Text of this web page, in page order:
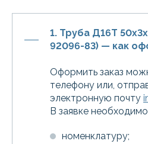
1. Труба Д16Т
92096-83) — как
Оформить заказ
телефону или,
электронную почту
В заявке необходимо
номенклатуру;